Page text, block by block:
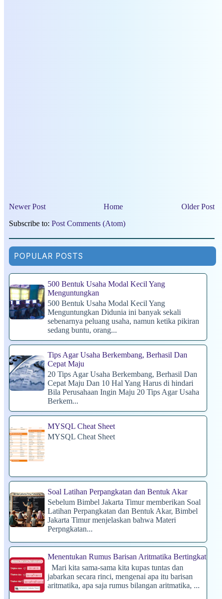
Newer Post Older Post
Home
Subscribe to: Post Comments (Atom)
POPULAR POSTS
500 Bentuk Usaha Modal Kecil Yang
Menguntungkan
500 Bentuk Usaha Modal Kecil Yang
Menguntungkan Didunia ini banyak sekali
sebenarnya peluang usaha, namun ketika pikiran
sedang buntu, orang...
Tips Agar Usaha Berkembang, Berhasil Dan
Cepat Maju
20 Tips Agar Usaha Berkembang, Berhasil Dan
Cepat Maju Dan 10 Hal Yang Harus di hindari
Bila Perusahaan Ingin Maju 20 Tips Agar Usaha
Berkem...
MYSQL Cheat Sheet
MYSQL Cheat Sheet
Soal Latihan Perpangkatan dan Bentuk Akar
Sebelum Bimbel Jakarta Timur memberikan Soal
Latihan Perpangkatan dan Bentuk Akar, Bimbel
Jakarta Timur menjelaskan bahwa Materi
Perpngkatan...
Menentukan Rumus Barisan Aritmatika Bertingkat
Mari kita sama-sama kita kupas tuntas dan
jabarkan secara rinci, mengenai apa itu barisan
aritmatika, apa saja rumus bilangan aritmatika, ...